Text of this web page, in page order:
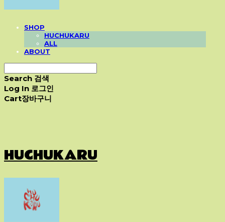
SHOP
HUCHUKARU
ALL
ABOUT
Search 검색
Log In 로그인
Cart장바구니
HUCHUKARU